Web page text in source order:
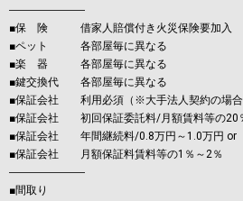
―――――――
■保 険 借家人賠償付き火災保険要加入
■ペット 各部屋毎に異なる
■楽 器 各部屋毎に異なる
■鍵交換代 各部屋毎に異なる
■保証会社 利用必須（※大手法人契約の場合
■保証会社 初回保証委託料/月額賃料等の20
■保証会社 年間継続料/0.8万円～1.0万円 or
■保証会社 月額保証料賃料等の1％～2％
―――――――
■間取り